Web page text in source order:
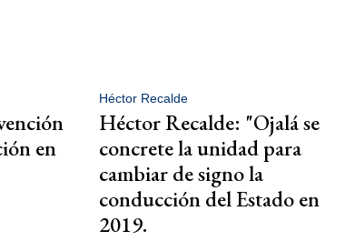
en
Héctor Recalde
Héctor Recalde: "Ojalá se
concrete la unidad para
cambiar de signo la
conducción del Estado en
2019.